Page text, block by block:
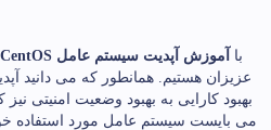
با آموزش آپدیت سیستم عامل CentOS از طریق SSH
عزیزان هستیم. همانطور که می دانید
بهبود کارایی به بهبود وضعیت امنیتی
می بایست سیستم عامل مورد استفاده